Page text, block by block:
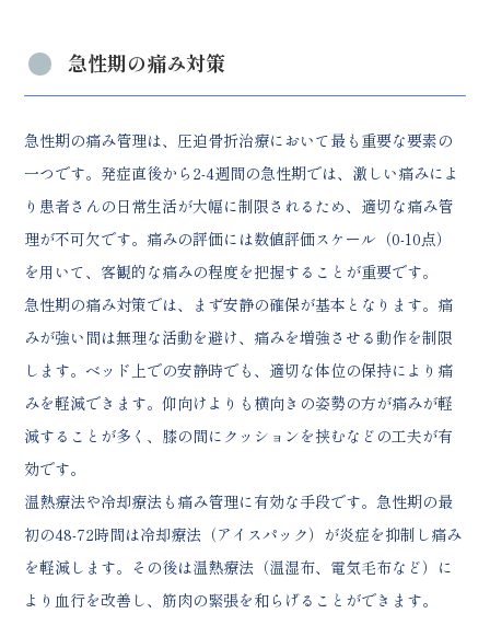
急性期の痛み対策
急性期の痛み管理は、圧迫骨折治療において最も重要な要素の
一つです。発症直後から2-4週間の急性期では、激しい痛みによ
り患者さんの日常生活が大幅に制限されるため、適切な痛み管
理が不可欠です。痛みの評価には数値評価スケール（0-10点）
を用いて、客観的な痛みの程度を把握することが重要です。
急性期の痛み対策では、まず安静の確保が基本となります。痛
みが強い間は無理な活動を避け、痛みを増強させる動作を制限
します。ベッド上での安静時でも、適切な体位の保持により痛
みを軽減できます。仰向けよりも横向きの姿勢の方が痛みが軽
減することが多く、膝の間にクッションを挟むなどの工夫が有
効です。
温熱療法や冷却療法も痛み管理に有効な手段です。急性期の最
初の48-72時間は冷却療法（アイスパック）が炎症を抑制し痛み
を軽減します。その後は温熱療法（温湿布、電気毛布など）に
より血行を改善し、筋肉の緊張を和らげることができます。